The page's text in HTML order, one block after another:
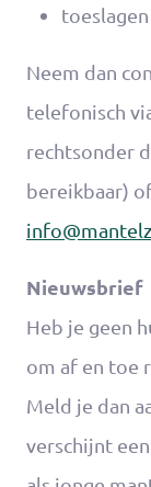
Neem dan
telefonisch
rechtsonder
bereikbaar)
Nieuwsbrief
Heb je geen
om af en toe
Meld je dan
verschijnt